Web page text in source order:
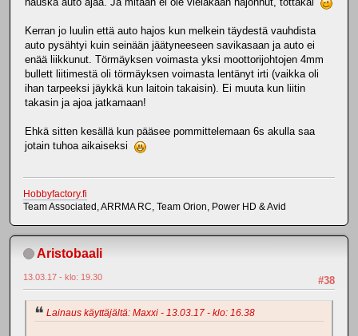
Kerran jo luulin että auto hajos kun melkein täydestä vauhdista
auto pysähtyi kuin seinään jäätyneeseen savikasaan ja auto ei
enää liikkunut. Törmäyksen voimasta yksi moottorijohtojen 4mm
bullett liitimestä oli törmäyksen voimasta lentänyt irti (vaikka oli
ihan tarpeeksi jäykkä kun laitoin takaisin). Ei muuta kun liitin
takasin ja ajoa jatkamaan!
Ehkä sitten kesällä kun pääsee pommittelemaan 6s akulla saa
jotain tuhoa aikaiseksi
Hobbyfactory.fi
Team Associated, ARRMA RC, Team Orion, Power HD & Avid
Aristobaali
#38
13.03.17 - klo: 19.30
Lainaus käyttäjältä: Maxxi - 13.03.17 - klo: 16.38